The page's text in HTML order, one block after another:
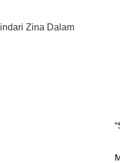
Zina Dalam